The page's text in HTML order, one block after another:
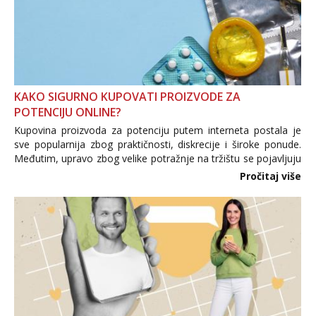
KAKO SIGURNO KUPOVATI PROIZVODE ZA
POTENCIJU ONLINE?
Kupovina proizvoda za potenciju putem interneta postala je
sve popularnija zbog praktičnosti, diskrecije i široke ponude.
Međutim, upravo zbog velike potražnje na tržištu se pojavljuju
i brojni krivotvoreni proizvodi, nepouzdane internetske
Pročitaj više